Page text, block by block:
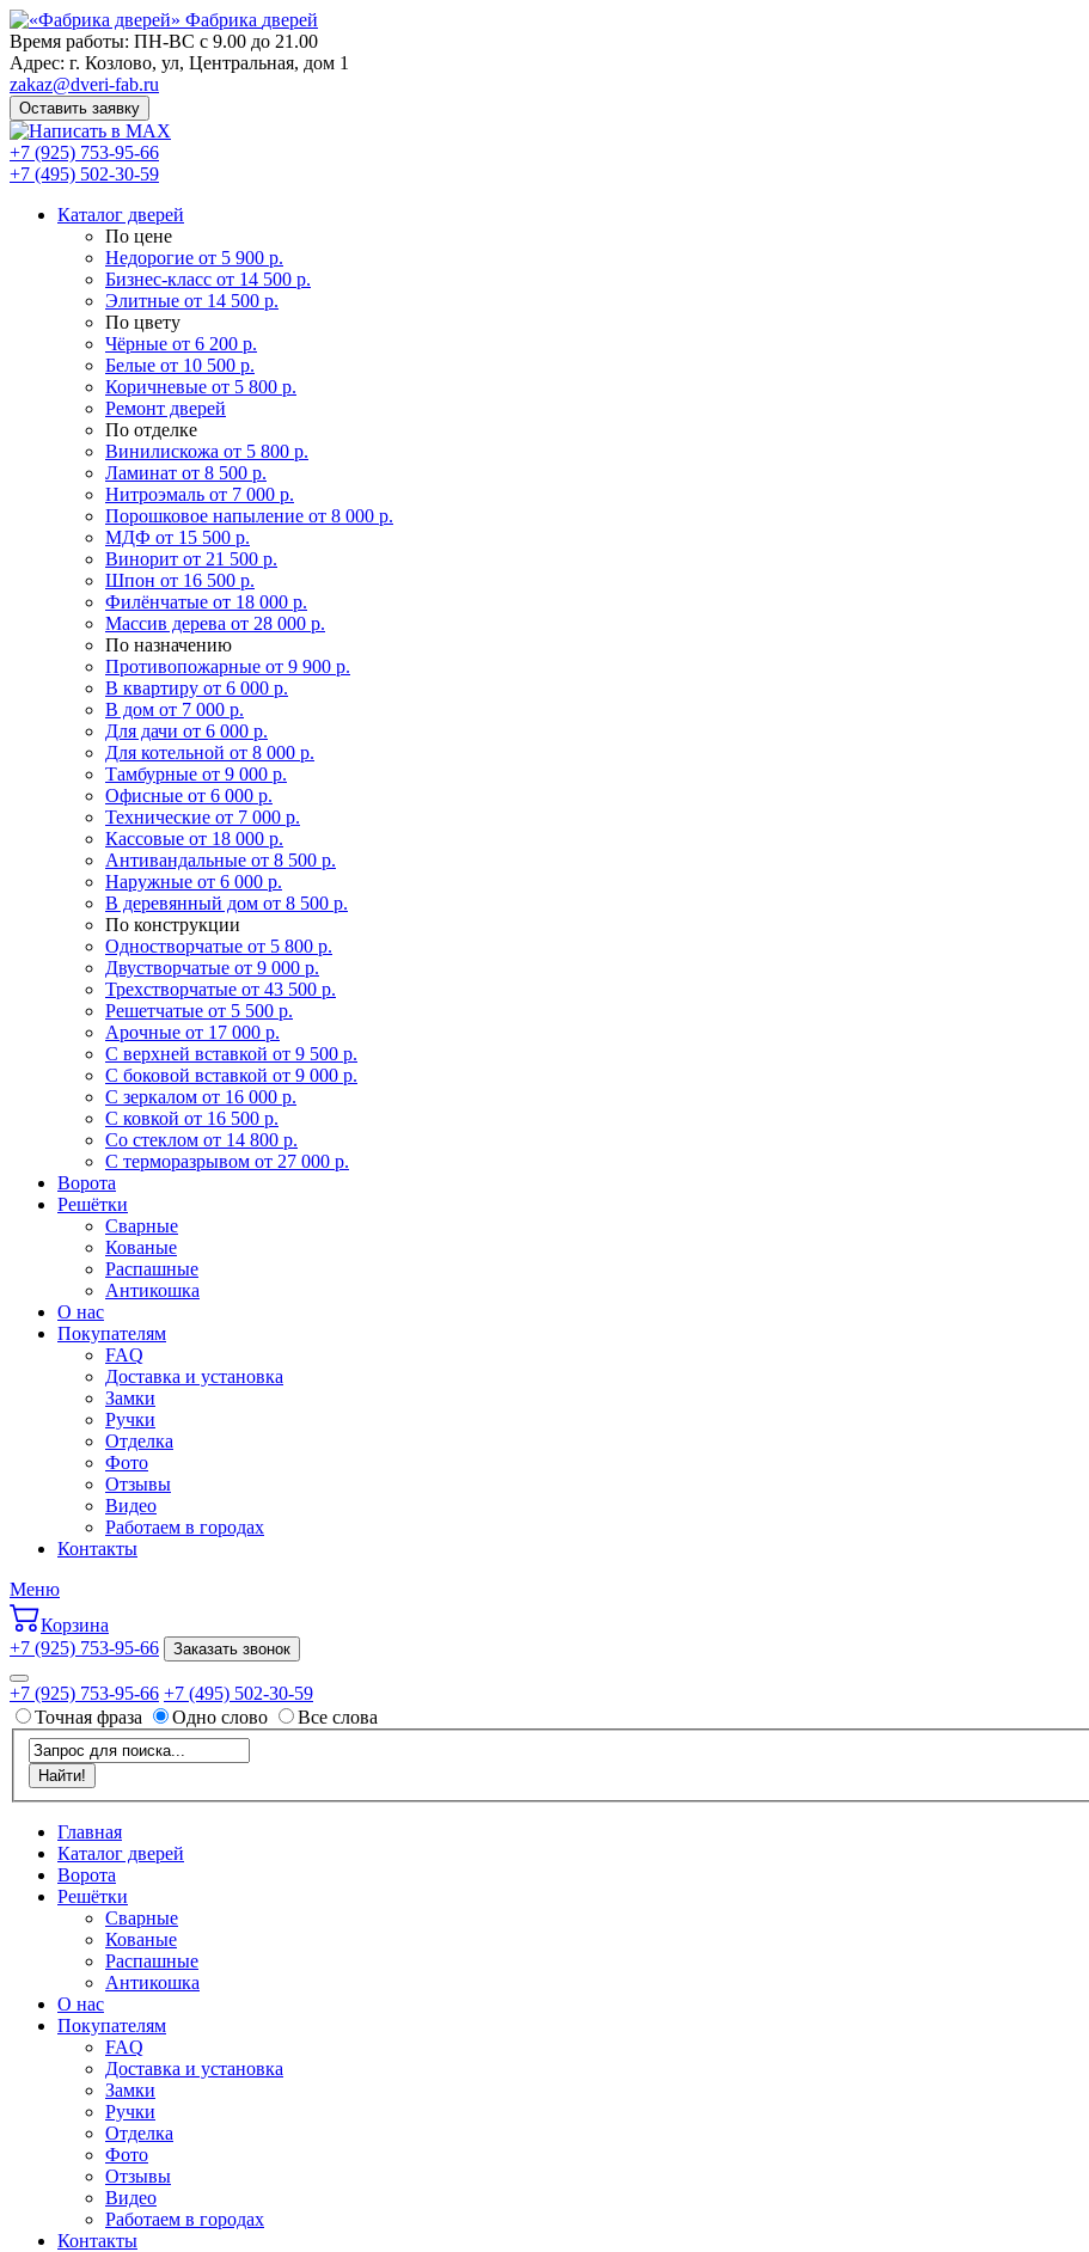
Фабрика дверей
Время работы: ПН-ВС с 9.00 до 21.00
Адрес: г. Козлово, ул, Центральная, дом 1
zakaz@dveri-fab.ru
Оставить заявку
+7 (925) 753-95-66
+7 (495) 502-30-59
Каталог дверей
По цене
Недорогие от 5 900 р.
Бизнес-класс от 14 500 р.
Элитные от 14 500 р.
По цвету
Чёрные от 6 200 р.
Белые от 10 500 р.
Коричневые от 5 800 р.
Ремонт дверей
По отделке
Винилискожа от 5 800 р.
Ламинат от 8 500 р.
Нитроэмаль от 7 000 р.
Порошковое напыление от 8 000 р.
МДФ от 15 500 р.
Винорит от 21 500 р.
Шпон от 16 500 р.
Филёнчатые от 18 000 р.
Массив дерева от 28 000 р.
По назначению
Противопожарные от 9 900 р.
В квартиру от 6 000 р.
В дом от 7 000 р.
Для дачи от 6 000 р.
Для котельной от 8 000 р.
Тамбурные от 9 000 р.
Офисные от 6 000 р.
Технические от 7 000 р.
Кассовые от 18 000 р.
Антивандальные от 8 500 р.
Наружные от 6 000 р.
В деревянный дом от 8 500 р.
По конструкции
Одностворчатые от 5 800 р.
Двустворчатые от 9 000 р.
Трехстворчатые от 43 500 р.
Решетчатые от 5 500 р.
Арочные от 17 000 р.
С верхней вставкой от 9 500 р.
С боковой вставкой от 9 000 р.
С зеркалом от 16 000 р.
С ковкой от 16 500 р.
Со стеклом от 14 800 р.
С терморазрывом от 27 000 р.
Ворота
Решётки
Сварные
Кованые
Распашные
Антикошка
О нас
Покупателям
FAQ
Доставка и установка
Замки
Ручки
Отделка
Фото
Отзывы
Видео
Работаем в городах
Контакты
Меню
Корзина
+7 (925) 753-95-66
Заказать звонок
+7 (925) 753-95-66 +7 (495) 502-30-59
Точная фраза
Одно слово Все слова
Главная
Каталог дверей
Ворота
Решётки
Сварные
Кованые
Распашные
Антикошка
О нас
Покупателям
FAQ
Доставка и установка
Замки
Ручки
Отделка
Фото
Отзывы
Видео
Работаем в городах
Контакты